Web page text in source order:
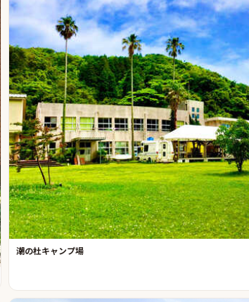
潮の杜キャンプ場